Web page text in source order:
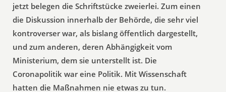
jetzt belegen die Schriftstücke zweierlei. Zum einen
die Diskussion innerhalb der Behörde, die sehr viel
kontroverser war, als bislang öffentlich dargestellt,
und zum anderen, deren Abhängigkeit vom
Ministerium, dem sie unterstellt ist. Die
Coronapolitik war eine Politik. Mit Wissenschaft
hatten die Maßnahmen nie etwas zu tun.